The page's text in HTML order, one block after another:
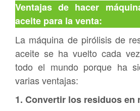
Ventajas de hacer
aceite para la venta:
La máquina de pirólisis de
aceite se ha vuelto cada
todo el mundo porque ha
varias ventajas:
1. Convertir los residuos en